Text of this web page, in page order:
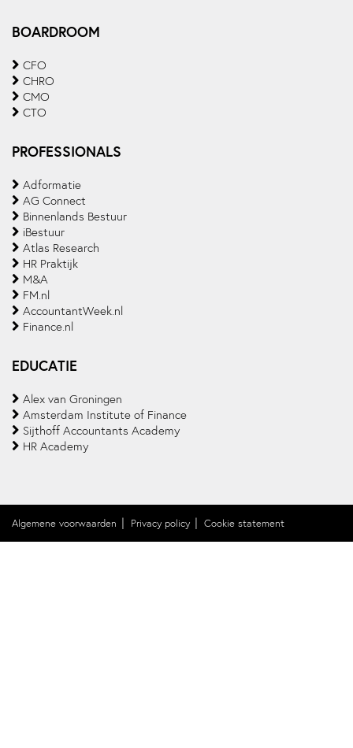
BOARDROOM
CFO
CHRO
CMO
CTO
PROFESSIONALS
Adformatie
AG Connect
Binnenlands Bestuur
iBestuur
Atlas Research
HR Praktijk
M&A
FM.nl
AccountantWeek.nl
Finance.nl
EDUCATIE
Alex van Groningen
Amsterdam Institute of Finance
Sijthoff Accountants Academy
HR Academy
Algemene voorwaarden Privacy policy Cookie statement